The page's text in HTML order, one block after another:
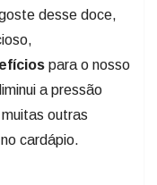
desse doce,
para o nosso
a pressão
outras
cardápio.